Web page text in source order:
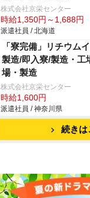
株式会社京栄センター
時給1,350円～1,688円
派遣社員 / 北海道
「寮完備」リチウム
製造/即入寮/製造・工
場・製造
株式会社京栄センター
時給1,600円
派遣社員 / 神奈川県
続きは